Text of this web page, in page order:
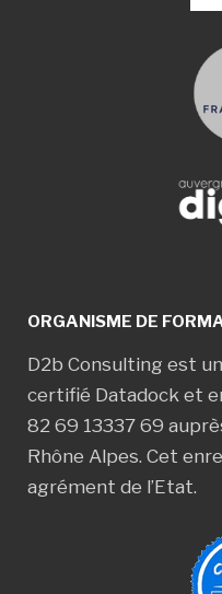
ORGANISME DE
D2b Consulting est
certifié Datadock et
82 69 13337 69
Rhône Alpes. Cet
agrément de l’Etat.